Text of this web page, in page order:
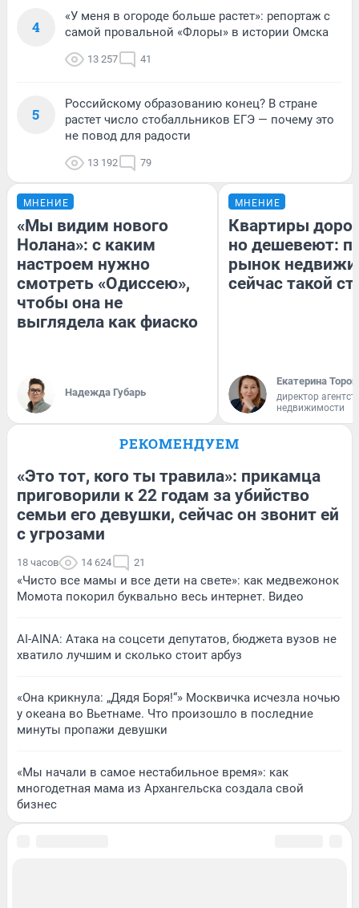
4
«У меня в огороде больше растет»: репортаж с
самой провальной «Флоры» в истории Омска
13 257 41
5
Российскому образованию конец? В стране
растет число стобалльников ЕГЭ — почему это
не повод для радости
13 192 79
МНЕНИЕ
«Мы видим нового
Нолана»: с каким
настроем нужно
смотреть «Одиссею»,
чтобы она не
выглядела как фиаско
Надежда Губарь
МНЕНИЕ
Квартиры
но дешевеют:
рынок
сейчас такой
Екатерина
директор
недвижимости
РЕКОМЕНДУЕМ
«Это тот, кого ты травила»: прикамца
приговорили к 22 годам за убийство
семьи его девушки, сейчас он звонит ей
с угрозами
18 часов 14 624 21
«Чисто все мамы и все дети на свете»: как медвежонок
Момота покорил буквально весь интернет. Видео
AI-AINA: Атака на соцсети депутатов, бюджета вузов не
хватило лучшим и сколько стоит арбуз
«Она крикнула: „Дядя Боря!“» Москвичка исчезла ночью
у океана во Вьетнаме. Что произошло в последние
минуты пропажи девушки
«Мы начали в самое нестабильное время»: как
многодетная мама из Архангельска создала свой
бизнес